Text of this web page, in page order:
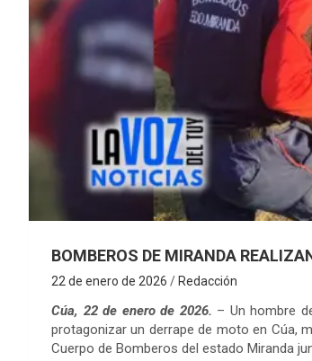
BOMBEROS DE MIRANDA
22 de enero de 2026 Redacción
Cúa, 22 de enero de 2026. – Un hombre
protagonizar un derrape de moto en Cúa,
Cuerpo de Bomberos del estado Miranda